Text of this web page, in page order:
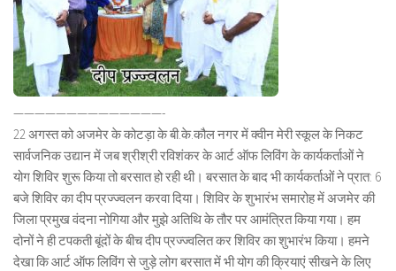
——————————————-
22 अगस्त को अजमेर के कोटड़ा के बी.के.कौल नगर में क्वीन मेरी स्कूल के निकट
सार्वजनिक उद्यान में जब श्रीश्री रविशंकर के आर्ट ऑफ लिविंग के कार्यकर्ताओं ने
योग शिविर शुरू किया तो बरसात हो रही थी। बरसात के बाद भी कार्यकर्ताओं ने प्रात: 6
बजे शिविर का दीप प्रज्ज्वलन करवा दिया। शिविर के शुभारंभ समारोह में अजमेर की
जिला प्रमुख वंदना नोगिया और मुझे अतिथि के तौर पर आमंत्रित किया गया। हम
दोनों ने ही टपकती बूंदों के बीच दीप प्रज्ज्वलित कर शिविर का शुभारंभ किया। हमने
देखा कि आर्ट ऑफ लिविंग से जुड़े लोग बरसात में भी योग की क्रियाएं सीखने के लिए